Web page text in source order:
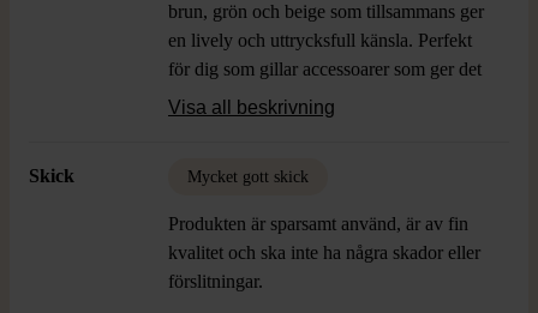
brun, grön och beige som tillsammans ger
en lively och uttrycksfull känsla. Perfekt
för dig som gillar accessoarer som ger det
lilla extra till vilken outfit som helst.
Visa all beskrivning
Skick Mycket gott skick
Produkten är sparsamt använd, är av fin
kvalitet och ska inte ha några skador eller
förslitningar.